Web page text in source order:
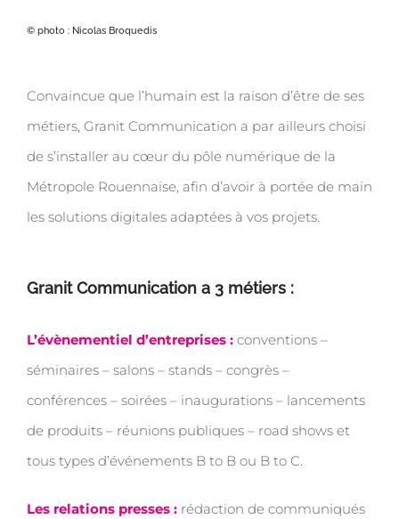
© photo : Nicolas Broquedis
Convaincue que l’humain est la raison d’être de ses
métiers, Granit Communication a par ailleurs choisi
de s’installer au cœur du pôle numérique de la
Métropole Rouennaise, afin d’avoir à portée de main
les solutions digitales adaptées à vos projets.
Granit Communication a 3 métiers :
L’évènementiel d’entreprises : conventions –
séminaires – salons – stands – congrès –
conférences – soirées – inaugurations – lancements
de produits – réunions publiques – road shows et
tous types d’événements B to B ou B to C.
Les relations presses : rédaction de communiqués